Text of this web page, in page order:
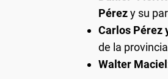
Pérezy su
Carlos Pérez
de la
Walter Maciel